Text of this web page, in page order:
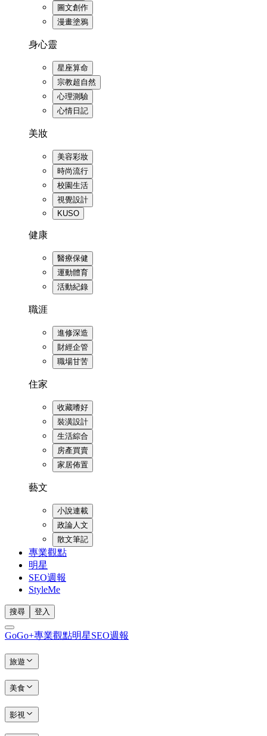
圖文創作
漫畫塗鴉
身心靈
星座算命
宗教超自然
心理測驗
心情日記
美妝
美容彩妝
時尚流行
校園生活
視覺設計
KUSO
健康
醫療保健
運動體育
活動紀錄
職涯
進修深造
財經企管
職場甘苦
住家
收藏嗜好
裝潢設計
生活綜合
房產買賣
家居佈置
藝文
小說連載
政論人文
散文筆記
專業觀點
明星
SEO週報
StyleMe
搜尋 登入
GoGo+專業觀點明星SEO週報
旅遊
美食
影視